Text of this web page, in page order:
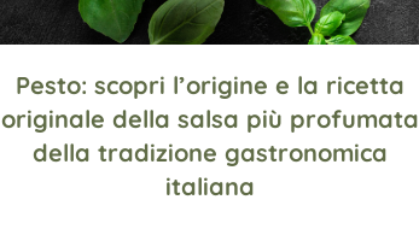
Pesto: scopri l’origine e la ricetta
originale della salsa più profumata
della tradizione gastronomica
italiana